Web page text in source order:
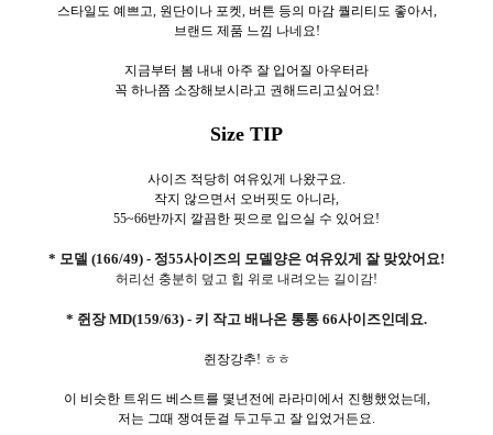
스타일도 예쁘고, 원단이나 포켓, 버튼 등의 마감 퀄리티도 좋아서,
브랜드 제품 느낌 나네요!
지금부터 봄 내내 아주 잘 입어질 아우터라
꼭 하나쯤 소장해보시라고 권해드리고싶어요!
Size TIP
사이즈 적당히 여유있게 나왔구요.
작지 않으면서 오버핏도 아니라,
55~66반까지 깔끔한 핏으로 입으실 수 있어요!
* 모델 (166/49) - 정55사이즈의 모델양은 여유있게 잘 맞았어요!
허리선 충분히 덮고 힙 위로 내려오는 길이감!
* 쥔장 MD(159/63) - 키 작고 배나온 통통 66사이즈인데요.
쥔장강추! ㅎㅎ
이 비슷한 트위드 베스트를 몇년전에 라라미에서 진행했었는데,
저는 그때 쟁여둔걸 두고두고 잘 입었거든요.